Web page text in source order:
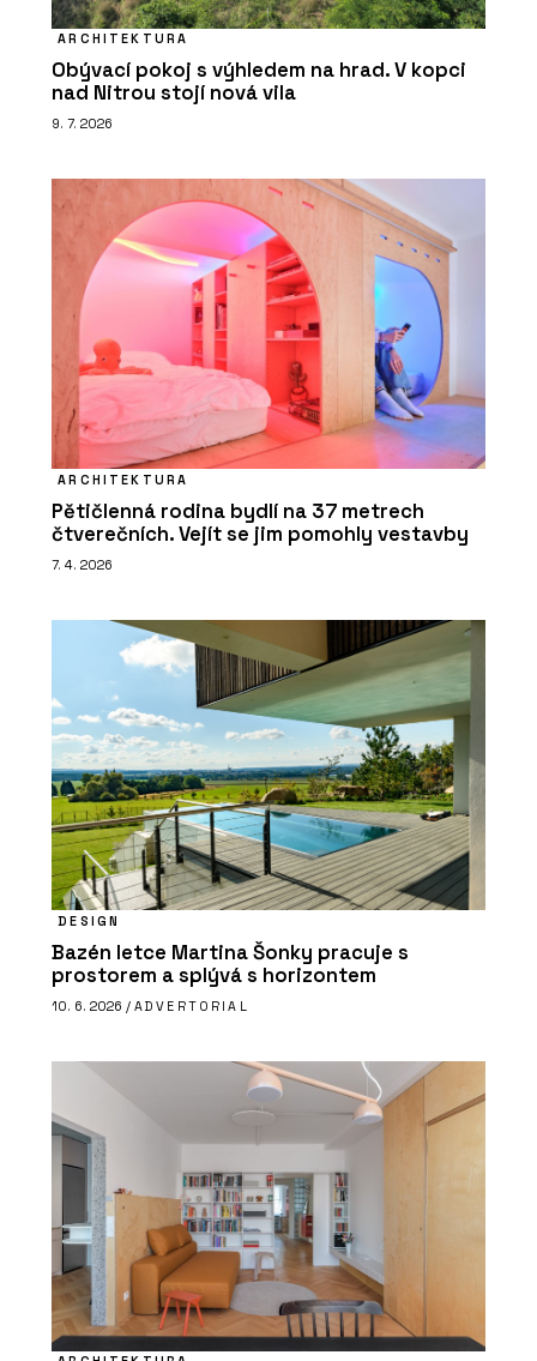
ARCHITEKTURA
Obývací pokoj s výhledem na hrad. V kopci
nad Nitrou stojí nová vila
9. 7. 2026
ARCHITEKTURA
Pětičlenná rodina bydlí na 37 metrech
čtverečních. Vejít se jim pomohly vestavby
7. 4. 2026
DESIGN
Bazén letce Martina Šonky pracuje s
prostorem a splývá s horizontem
10. 6. 2026 / ADVERTORIAL